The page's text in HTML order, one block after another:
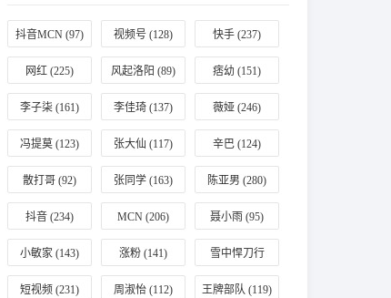
抖音MCN (97) 视频号 (128) 快手 (237)
网红 (225) 风起洛阳 (89) 痞幼 (151)
李子柒 (161) 李佳琦 (137) 薇娅 (246)
冯提莫 (123) 张大仙 (117) 辛巴 (124)
散打哥 (92) 张同学 (163) 陈亚男 (280)
抖音 (234) MCN (206) 聂小雨 (95)
小敏家 (143) 涨粉 (141) 雪中悍刀行
(196)
短视频 (231) 周淑怡 (112) 王牌部队 (119)